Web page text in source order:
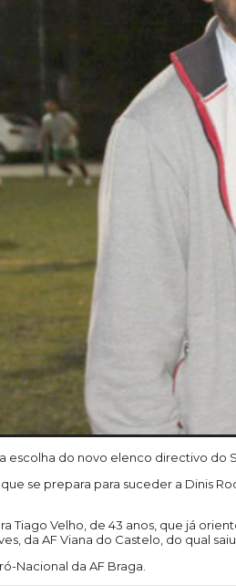
escolha do novo elenco directivo do
se prepara para suceder a Dinis
Tiago Velho, de 43 anos, que já
da AF Viana do Castelo, do qual
Nacional da AF Braga.